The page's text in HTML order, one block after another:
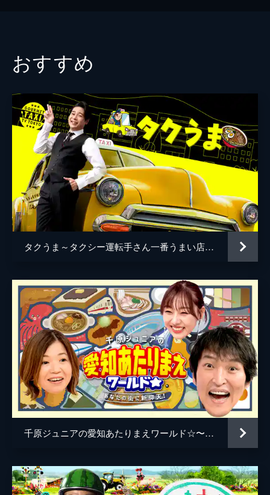
大久保佳代子と川村エミコが岩手の雪見露天
に入りまくってロゴ入り温泉タオルを集めま
湯▽ゆめっち＆岡田結実参戦で大波乱！
118分
#4 新緑の絶景露天SP 熊本＆長崎
新緑の絶景露天を求めて熊本・黒川温泉～長
崎・小浜温泉へ！温泉タオル集め旅第22弾は
友近＆加納(Aマッソ)が参戦▼乳白色の美肌
湯▼野趣あふれる秘湯▼地元グルメも満喫
118分
#5 群馬・長野・新潟へ新緑露天SP
群馬・草津温泉～信州・湯田中渋温泉郷～新
潟・妙高高原で新緑の絶景露天巡り▽乳白色
発
118分
おすすめ
タクうま～タクシー運転手さん一番うまい店に連れてって！～
千原ジュニアの愛知あたりまえワールド☆〜あなたの街に新仰天!〜